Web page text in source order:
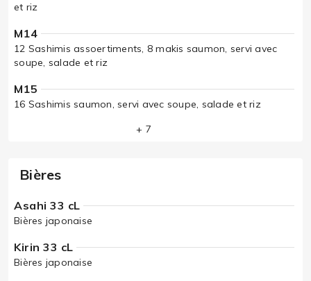
et riz
M14
12 Sashimis assoertiments, 8 makis saumon, servi avec
soupe, salade et riz
M15
16 Sashimis saumon, servi avec soupe, salade et riz
+ 7
Bières
Asahi 33 cL
Bières japonaise
Kirin 33 cL
Bières japonaise